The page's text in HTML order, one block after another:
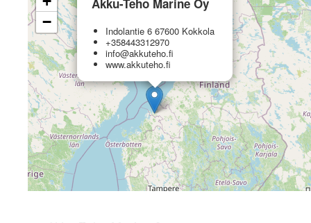
Indolantie 6 67600 Kokkola
+358443312970
info@akkuteho.fi
www.akkuteho.fi
−